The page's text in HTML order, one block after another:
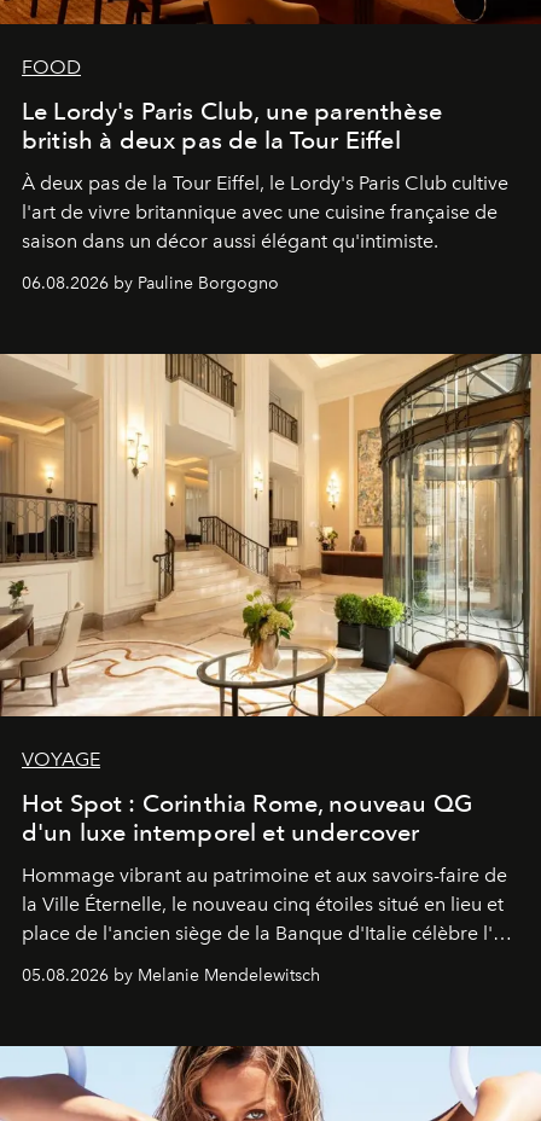
FOOD
Le Lordy's Paris Club, une parenthèse
british à deux pas de la Tour Eiffel
À deux pas de la Tour Eiffel, le Lordy's Paris Club cultive
l'art de vivre britannique avec une cuisine française de
saison dans un décor aussi élégant qu'intimiste.
06.08.2026 by Pauline Borgogno
VOYAGE
Hot Spot : Corinthia Rome, nouveau QG
d'un luxe intemporel et undercover
Hommage vibrant au patrimoine et aux savoirs-faire de
la Ville Éternelle, le nouveau cinq étoiles situé en lieu et
place de l'ancien siège de la Banque d'Italie célèbre l'art
05.08.2026 by Melanie Mendelewitsch